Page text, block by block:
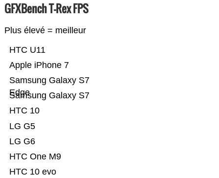
GFXBench T-Rex FPS
Plus élevé = meilleur
HTC 10 evo
HTC One M9
LG G6
LG G5
HTC 10
Samsung Galaxy S7
Samsung Galaxy S7
Edge
Apple iPhone 7
HTC U11